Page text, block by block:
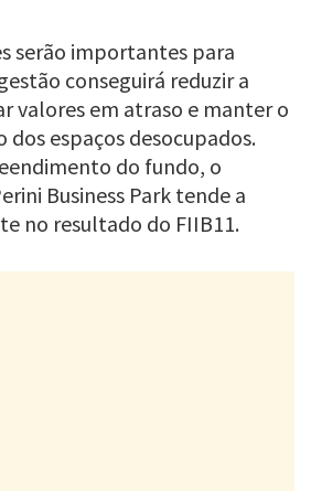
serão importantes para
conseguirá reduzir a
valores em atraso e manter o
dos espaços desocupados.
do fundo, o
Business Park tende a
no resultado do FIIB11.